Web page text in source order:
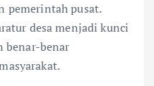
pemerintah pusat.
desa menjadi kunci
benar-benar